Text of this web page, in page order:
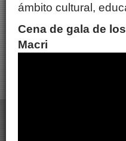
ámbito cultural,
Cena de gala de
Macri